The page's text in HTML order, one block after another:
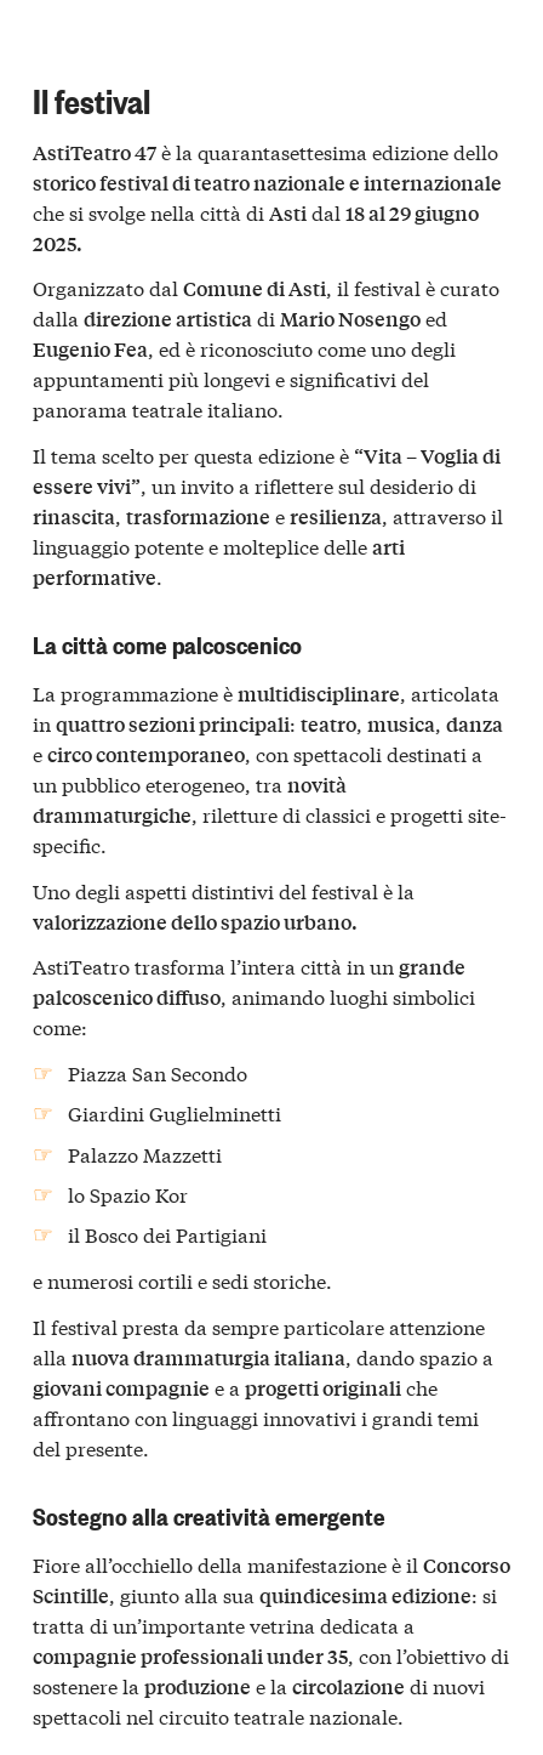
Il festival
AstiTeatro 47è la quarantasettesima edizione dello
storico festival di teatro nazionale e internazionale
che si svolge nella città di Astidal 18 al 29 giugno
2025.
Organizzato dal Comune di Asti, il festival è curato
dalla direzione artisticadi Mario Nosengoed
Eugenio Fea, ed è riconosciuto come uno degli
appuntamenti più longevi e significativi del
panorama teatrale italiano.
Il tema scelto per questa edizione è “Vita – Voglia di
essere vivi”, un invito a riflettere sul desiderio di
rinascita, trasformazione eresilienza, attraverso il
linguaggio potente e molteplice dellearti
performative.
La città come palcoscenico
La programmazione èmultidisciplinare, articolata
in quattro sezioni principali: teatro, musica, danza
ecirco contemporaneo, con spettacoli destinati a
un pubblico eterogeneo, tra novità
drammaturgiche, riletture di classici e progetti site-
specific.
Uno degli aspetti distintivi del festival è la
valorizzazione dello spazio urbano.
AstiTeatro trasforma l’intera città in un grande
palcoscenico diffuso, animando luoghi simbolici
come:
Piazza San Secondo
Giardini Guglielminetti
Palazzo Mazzetti
lo Spazio Kor
il Bosco dei Partigiani
e numerosi cortili e sedi storiche.
Il festival presta da sempre particolare attenzione
alla nuova drammaturgia italiana , dando spazio a
giovani compagnie e a progetti originali che
affrontano con linguaggi innovativi i grandi temi
del presente.
Sostegno alla creatività emergente
Fiore all’occhiello della manifestazione è il Concorso
Scintille, giunto alla sua quindicesima edizione: si
tratta di un’importante vetrina dedicata a
compagnie professionali under 35, con l’obiettivo di
sostenere la produzione e la circolazione di nuovi
spettacoli nel circuito teatrale nazionale.